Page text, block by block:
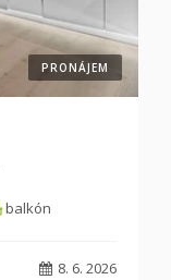
PRONÁJEM
balkón
8. 6. 2026